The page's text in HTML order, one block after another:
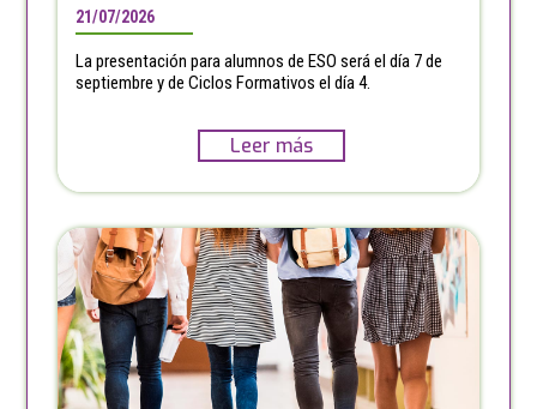
21/07/2026
La presentación para alumnos de ESO será el día 7 de
septiembre y de Ciclos Formativos el día 4.
Leer más